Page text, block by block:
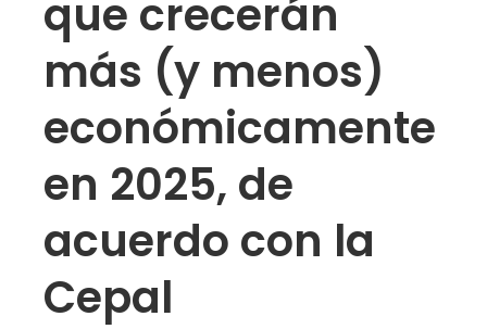
que crecerán
más (y menos)
económicamente
en 2025, de
acuerdo con la
Cepal